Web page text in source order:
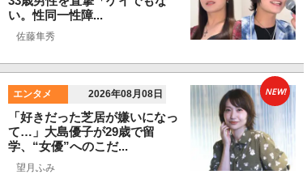
い。性同一性障...
佐藤隼秀
エンタメ 2026年08月08日
「好きだった芝居が嫌いになっ
て…」大島優子が29歳で留
学、“女優”へのこだ...
望月ふみ
NEW!